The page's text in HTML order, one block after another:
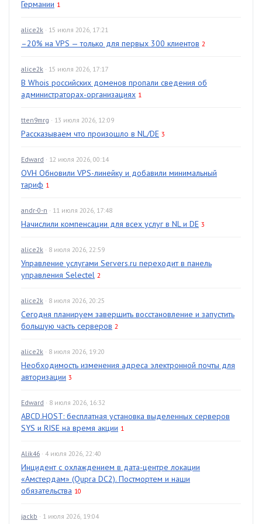
Германии 1
alice2k · 15 июля 2026, 17:21
–20% на VPS — только для первых 300 клиентов 2
alice2k · 15 июля 2026, 17:17
В Whois российских доменов пропали сведения об
администраторах-организациях 1
tten9mrg · 13 июля 2026, 12:09
Рассказываем что произошло в NL/DE 3
Edward · 12 июля 2026, 00:14
OVH Обновили VPS-линейку и добавили минимальный
тариф 1
andr-0-n · 11 июля 2026, 17:48
Начислили компенсации для всех услуг в NL и DE 3
alice2k · 8 июля 2026, 22:59
Управление услугами Servers.ru переходит в панель
управления Selectel 2
alice2k · 8 июля 2026, 20:25
Сегодня планируем завершить восстановление и запустить
большую часть серверов 2
alice2k · 8 июля 2026, 19:20
Необходимость изменения адреса электронной почты для
авторизации 3
Edward · 8 июля 2026, 16:32
ABCD.HOST: бесплатная установка выделенных серверов
SYS и RISE на время акции 1
Alik46 · 4 июля 2026, 22:40
Инцидент с охлаждением в дата-центре локации
«Амстердам» (Qupra DC2). Постмортем и наши
обязательства 10
jackb · 1 июля 2026, 19:04